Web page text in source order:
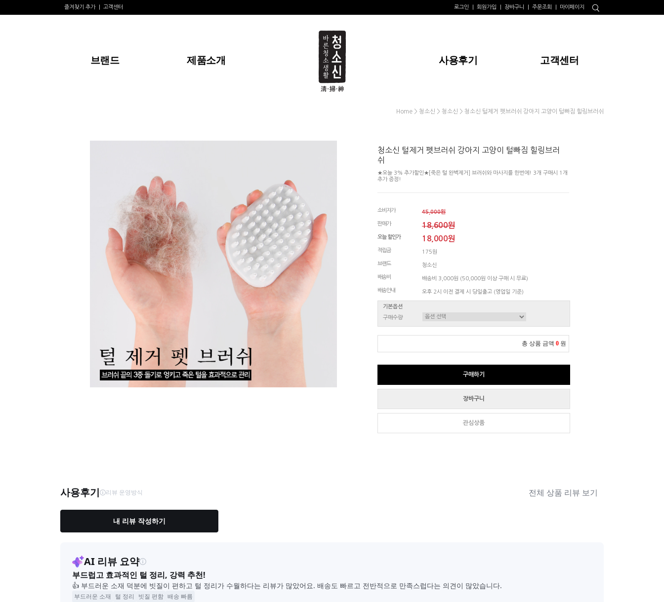
즐겨찾기 추가 고객센터 로그인 회원가입 장바구니 주문조회 마이페이지
브랜드 제품소개 사용후기 고객센터
Home > 청소신 > 청소신 > 청소신 털제거 펫브러쉬 강아지 고양이 털빠짐 힐링브러쉬
청소신 털제거 펫브러쉬 강아지 고양이 털빠짐 힐링브러
쉬
★오늘 3% 추가할인★[죽은 털 완벽제거] 브러쉬와 마사지를 한번에! 3개 구매시 1개
추가 증정!
소비자가 45,000원
판매가 18,600원
오늘 할인가 18,000원
적립금 175원
브랜드 청소신
배송비 배송비 3,000원 (50,000원 이상 구매 시 무료)
배송안내 오후 2시 이전 결제 시 당일출고 (영업일 기준)
기본옵션
구매수량
총 상품 금액 0 원
구매하기
장바구니
관심상품